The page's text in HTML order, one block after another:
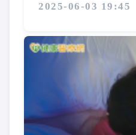
2025-06-03 19:45